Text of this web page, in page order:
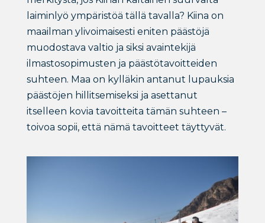
laiminlyö ympäristöä tällä tavalla? Kiina on
maailman ylivoimaisesti eniten päästöjä
muodostava valtio ja siksi avaintekijä
ilmastosopimusten ja päästötavoitteiden
suhteen. Maa on kylläkin antanut lupauksia
päästöjen hillitsemiseksi ja asettanut
itselleen kovia tavoitteita tämän suhteen –
toivoa sopii, että nämä tavoitteet täyttyvät.